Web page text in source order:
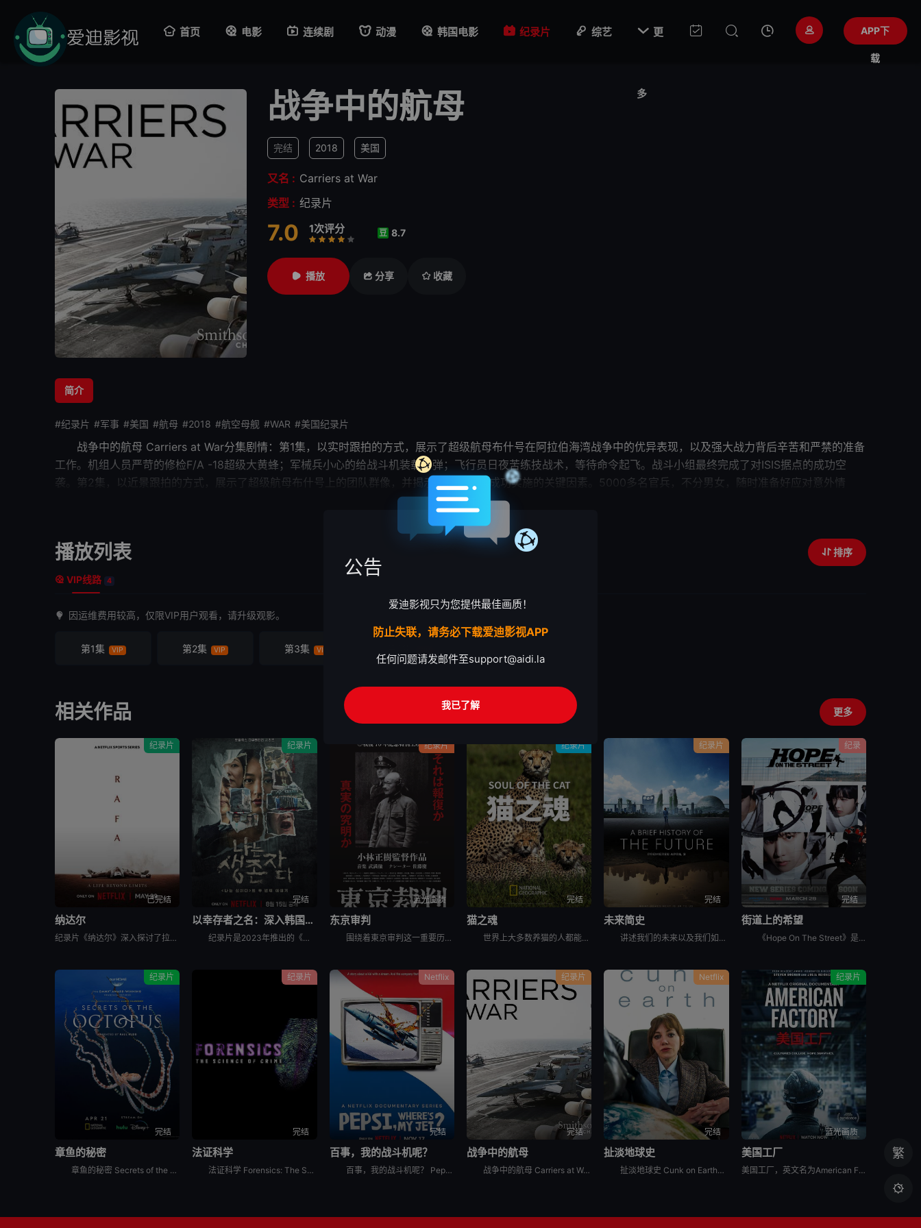
首页 电影 连续剧 动漫 韩国电影 纪录片 综艺  更
多
APP下
载
战争中的航母
完结 2018 美国
又名 : Carriers at War
类型 : 纪录片
7.0 1次评分
很差
较差还行推荐
力荐
豆 8.7
播放 分享 收藏
简介
#纪录片 #军事 #美国 #航母 #2018 #航空母舰 #WAR #美国纪录片
战争中的航母 Carriers at War分集剧情：第1集，以实时跟拍的方式，展示了超级航母布什号在阿拉伯海湾战争中的优异表现，以及强大战力背后辛苦和严禁的准备
工作。机组人员严苛的修检F/A -18超级大黄蜂；军械兵小心的给战斗机装载导弹； 飞行员 日夜苦练技战术，等待命令起飞。战斗小组最终完成了对ISIS据点的成功空
袭。第2集，以近景跟拍的方式，展示了超级航母布什号上的团队群像，并揭示了军事任务成功实施的关键因素。5000多名官兵，不分男女，随时准备好应对意外情
必须能够在最困难最危急的情况下，仍然保持头脑冷静，准确判断，自信回应。第3集，航母之所以被称为海上
 展开
播放列表 排序
VIP线路 4
因运维费用较高，仅限VIP用户观看，请升级观影。
第1集 VIP 第2集 VIP 第3集 VIP
相关作品 更多
纪录片
已完结
纳达尔
纪录片《纳达尔》深入探讨了拉斐尔·纳达尔辉煌的网球职业生涯。除了介绍他的比赛表现外，还揭示了他的私人生活、鲜为人知的幕后故事，以及他在 2023 年克服伤病后，在 2024 年重新重返赛场的历程。
纪录片
完结
以幸存者之名：深入韩国惨案
纪录片是2023年推出的《以神之名：信仰的背叛》的第二季，此次纪录片将会讲述JMS受害人Maple的近况，还有当年肆意践踏人权的“釜山兄弟福利院”事件以及“至尊派事件”和“三丰百货大楼倒塌惨案”等
纪录片
蓝光画质
东京审判
围绕着東京审判这一重要历史事件, 本片除了讲述过程外, 更重要的还是提出了一系列国际法法律问题和伦理道德疑问, 如事后法问题, 战争罪的有無, 以及个人辩护和国家辩护的选择和远东国际法庭战犯的选择
纪录片
完结
猫之魂
世界上大多数养猫的人都能通过宠物的眼睛窥见动物的野性。这部纪录片着眼于家猫和它们的野生表亲们，以及它们的祖先之间，在行为上隐约可见的关联。镜头特别勾勒出这些相似之处，并向所谓的“主人们”（如果猫真
纪录片
完结
未来简史
讲述我们的未来以及我们如何重新构想它们。由著名未来学家阿里·瓦拉赫主持，邀请观众踏上一次环游世界的旅程，充满发现、希望和可能性，了解我们今天所处的位置以及接下来会发生什么。将历史、科学和意想不到的
纪录
完结
街道上的希望
《Hope On The Street》是防弹少年团郑号锡（j-hope）推出的同名舞蹈练习日记内容。讲述j-hope在入伍前访问日本大阪、法国巴黎、美国纽约、韩国首尔和光州，并与当地的舞蹈家通过
纪录片
完结
章鱼的秘密
章鱼的秘密 Secrets of the Octopus是2024年澳大利亚,美国纪录片。艾美奖肯定《鲸之谜》制作团队最新力作。 &nbsp; &nbsp; &nbsp; &nbsp; &nbsp
纪录片
完结
法证科学
法证科学 Forensics: The Science of Crime是2020年犯罪纪录片。《法证科学》旨在向观众展示法医学是如何帮助破获各类犯罪案件的，通过在法医研究所、大学实验室、研究中心
Netflix
完结
百事，我的战斗机呢？
百事，我的战斗机呢？ Pepsi, Where&#39;s My Jet?是2022年美国历史纪录片。When a 20-year-old attempts to win a fighter je
纪录片
完结
战争中的航母
战争中的航母 Carriers at War分集剧情：第1集，以实时跟拍的方式，展示了超级航母布什号在阿拉伯海湾战争中的优异表现，以及强大战力背后辛苦和严禁的准备工作。机组人员严苛的修检F/A -
Netflix
完结
扯淡地球史
扯淡地球史 Cunk on Earth是2022年英国喜剧纪录片。Follows Philomena Cunk as she comically tells the story of our gr
纪录片
蓝光画质
美国工厂
美国工厂，英文名为American Factory，是2019年上映的美国纪录片电影。
繁

公告
爱迪影视只为您提供最佳画质！
防止失联，请务必下载爱迪影视APP
任何问题请发邮件至support@aidi.la
我已了解